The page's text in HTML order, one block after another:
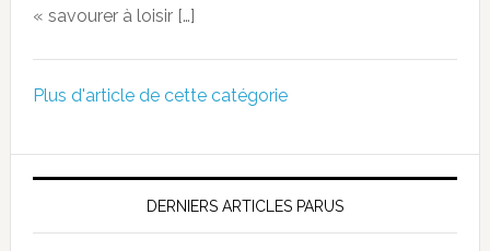
« savourer à loisir […]
Plus d'article de cette catégorie
DERNIERS ARTICLES PARUS